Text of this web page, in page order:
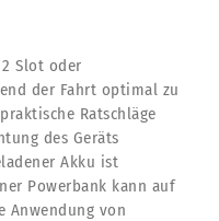
Slot oder
der Fahrt optimal zu
Ratschläge
des Geräts
Akku ist
Powerbank kann auf
Anwendung von